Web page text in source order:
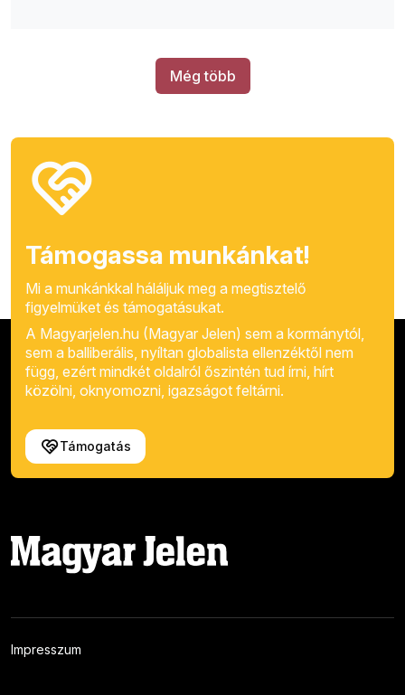
Még több
Támogassa munkánkat!
Mi a munkánkkal háláljuk meg a megtisztelő
figyelmüket és támogatásukat.
A Magyarjelen.hu (Magyar Jelen) sem a kormánytól,
sem a balliberális, nyíltan globalista ellenzéktől nem
függ, ezért mindkét oldalról őszintén tud írni, hírt
közölni, oknyomozni, igazságot feltárni.
Támogatás
Impresszum